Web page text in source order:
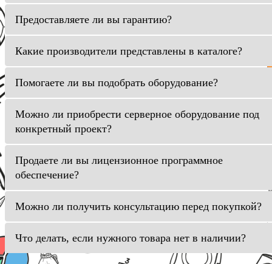
Предоставляете ли вы гарантию?
Какие производители представлены в каталоге?
Помогаете ли вы подобрать оборудование?
Можно ли приобрести серверное оборудование под
конкретный проект?
Продаете ли вы лицензионное программное
обеспечение?
Можно ли получить консультацию перед покупкой?
Что делать, если нужного товара нет в наличии?